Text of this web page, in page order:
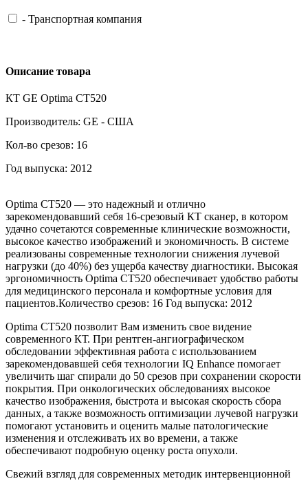
- Транспортная компания
Описание товара
КТ GE Optima CT520
Производитель: GE - США
Кол-во срезов: 16
Год выпуска: 2012
Optima CT520 — это надежный и отлично
зарекомендовавший себя 16-срезовый КТ сканер, в котором
удачно сочетаются современные клинические возможности,
высокое качество изображений и экономичность. В системе
реализованы современные технологии снижения лучевой
нагрузки (до 40%) без ущерба качеству диагностики. Высокая
эргономичность Optima CT520 обеспечивает удобство работы
для медицинского персонала и комфортные условия для
пациентов.Количество срезов: 16 Год выпуска: 2012
Optima CT520 позволит Вам изменить свое видение
современного КТ. При рентген-ангиографическом
обследовании эффективная работа с использованием
зарекомендовавшей себя технологии IQ Enhance помогает
увеличить шаг спирали до 50 срезов при сохранении скорости
покрытия. При онкологических обследованиях высокое
качество изображения, быстрота и высокая скорость сбора
данных, а также возможность оптимизации лучевой нагрузки
помогают установить и оценить малые патологические
изменения и отслеживать их во времени, а также
обеспечивают подробную оценку роста опухоли.
Свежий взгляд для современных методик интервенционной